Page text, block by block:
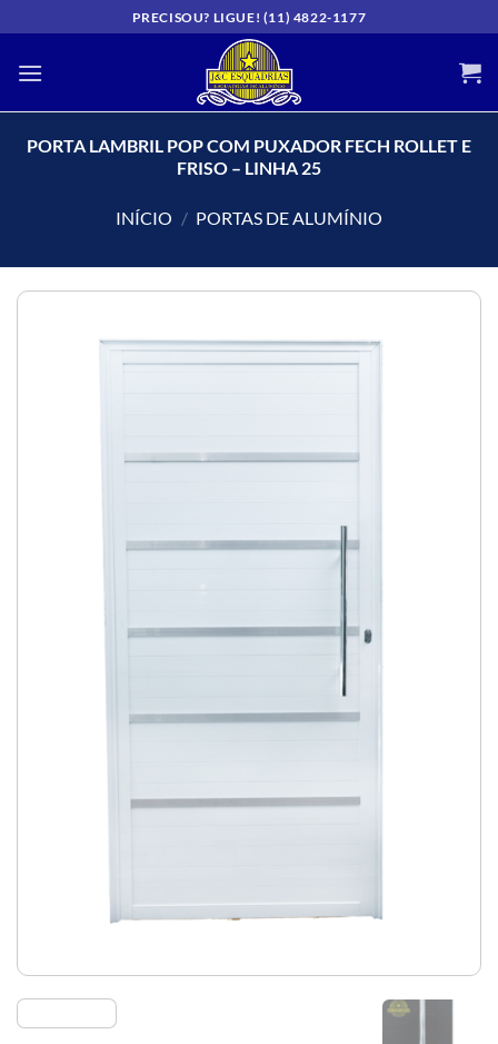
to
content
PRECISOU? LIGUE! (11) 4822-1177
PORTA LAMBRIL POP COM PUXADOR FECH ROLLET E
FRISO – LINHA 25
INÍCIO / PORTAS DE ALUMÍNIO